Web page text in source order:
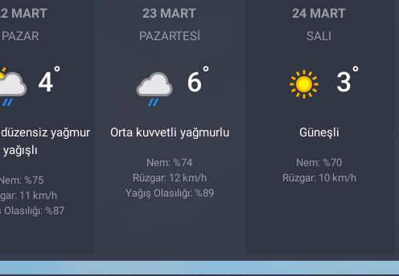
MART
PAZAR
4°
yağmur
yağışlı
%75
11 km/h
Olasılığı: %87
23 MART
PAZARTESI
6°
Orta kuvvetli yağmurlu
Nem: %74
Rüzgar: 12 km/h
Yağış Olasılığı: %89
24 MART
SALI
3°
Güneşli
Nem: %70
Rüzgar: 10 km/h